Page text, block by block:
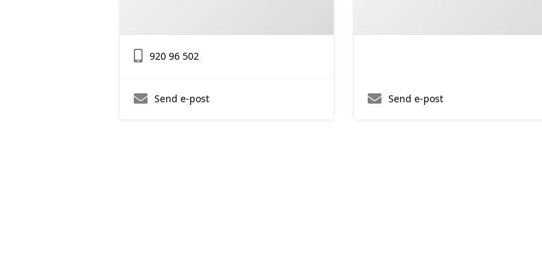
920 96 502
Send e-post Send e-post